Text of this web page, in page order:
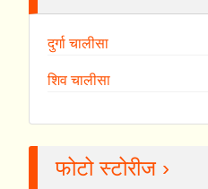
दुर्गा चालीसा
शिव चालीसा
फोटो स्टोरीज ›